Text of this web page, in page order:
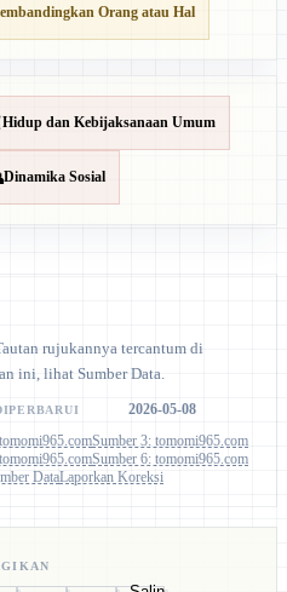
Orang atau Hal
Hidup dan Kebijaksanaan Umum
Dinamika Sosial
rujukannya tercantum di
ini, lihat Sumber Data.
2026-05-08
Sumber 3: tomomi965.com
Sumber 6: tomomi965.com
DataLaporkan Koreksi